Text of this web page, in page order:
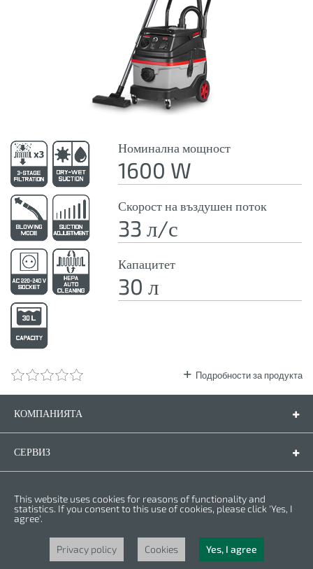
Номинална мощност
1600 W
Скорост на въздушен поток
33 л/с
Капацитет
30 л
Подробности за продукта
КОМПАНИЯТА
СЕРВИЗ
Гаранционни условия
Политика за личните данни
Бисквитки
Права © 2025 CROWN. Всички права са запазени. CROWN е регистрирана
търговска марка. | CROWN принадлежи към Merit Link group.
This website uses cookies for reasons of functionality and
statistics. If you consent to this use of cookies, please click 'Yes, I
agree'.
Privacy policy Cookies Yes, I agree